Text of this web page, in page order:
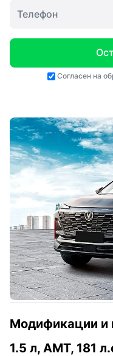
Согласен на
Модификации и
1.5 л, AMT, 181